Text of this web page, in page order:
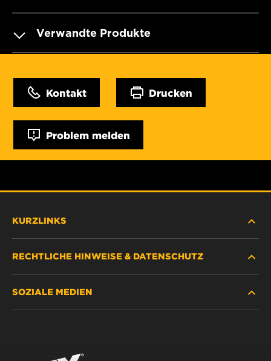
Verwandte Produkte
Kontakt Drucken
Problem melden
KURZLINKS
HÄNDLERSUCHE
RECHTLICHE HINWEISE & DATENSCHUTZ
SOZIALE MEDIEN